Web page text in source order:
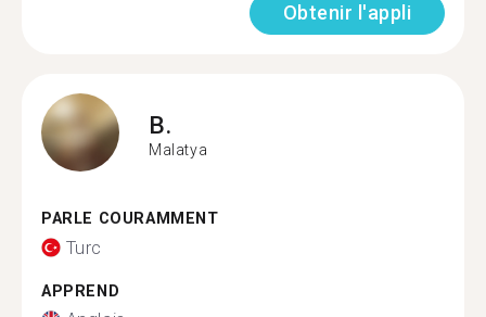
Obtenir l'appli
B.
Malatya
PARLE COURAMMENT
Turc
APPREND